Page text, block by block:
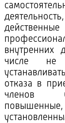
внутренних
числе не
отказа в
членов